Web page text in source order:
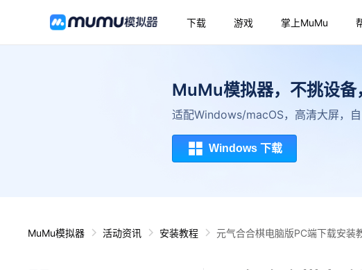
下载 游戏 掌上MuMu
MuMu模拟器，不挑设备
适配Windows/macOS，高清大屏，
Windows 下载
MuMu模拟器 活动资讯 安装教程 元气合合棋电脑版PC端下载安装